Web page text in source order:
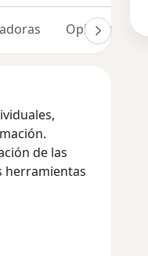
Opiniones (4)
de las
herramientas